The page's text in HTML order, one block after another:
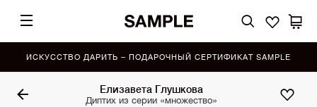
ИСКУССТВО ДАРИТЬ – ПОДАРОЧНЫЙ СЕРТИФИКАТ SAMPLE
Елизавета Глушкова
Диптих из серии «множество»